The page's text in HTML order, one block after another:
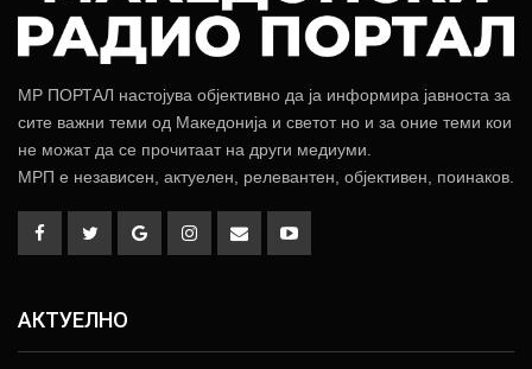
МР ПОРТАЛ настојува објективно да ја информира јавноста за
сите важни теми од Македонија и светот но и за оние теми кои
не можат да се прочитаат на други медиуми.
МРП е независен, актуелен, релевантен, објективен, поинаков.
АКТУЕЛНО